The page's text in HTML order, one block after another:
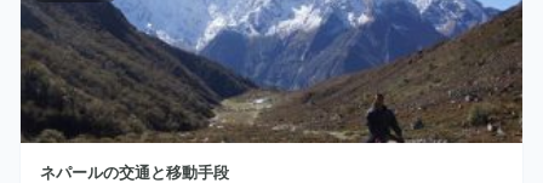
ネパールの交通と移動手段